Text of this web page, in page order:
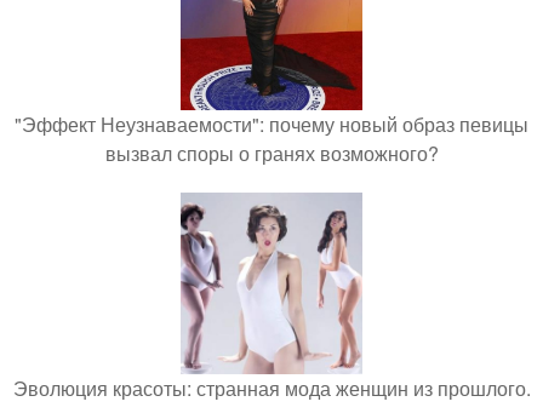
"Эффект Неузнаваемости": почему новый образ певицы
вызвал споры о гранях возможного?
Эволюция красоты: странная мода женщин из прошлого.